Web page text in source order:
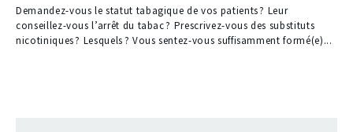
Demandez-vous le statut tabagique de vos patients ? Leur
conseillez-vous l’arrêt du tabac ? Prescrivez-vous des substituts
nicotiniques ? Lesquels ? Vous sentez-vous suffisamment formé(e)...